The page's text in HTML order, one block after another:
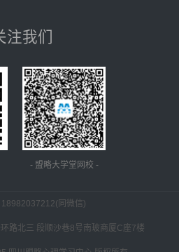
注我们
- 盟略大学堂网校 -
18982037212(同微信)
路北三 段顺沙巷8号南玻商厦C座7楼